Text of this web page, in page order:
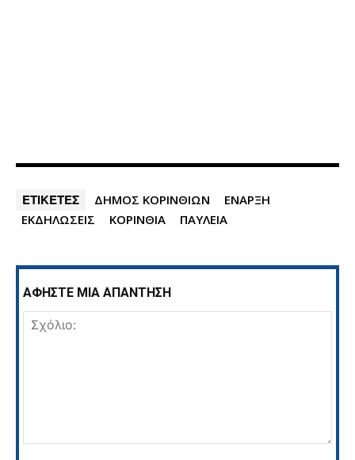
ΕΤΙΚΕΤΕΣ ΔΗΜΟΣ ΚΟΡΙΝΘΙΩΝ
ΕΝΑΡΞΗ
ΕΚΔΗΛΩΣΕΙΣ
ΚΟΡΙΝΘΙΑ ΠΑΥΛΕΙΑ
ΑΦΗΣΤΕ ΜΙΑ ΑΠΑΝΤΗΣΗ